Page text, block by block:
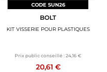
CODE SUN26
BOLT
KIT VISSERIE POUR PLASTIQUES
Prix public conseillé :24,16 €
20,61 €